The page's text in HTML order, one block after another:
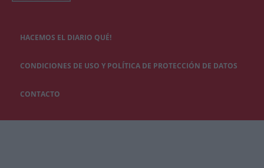
HACEMOS EL DIARIO QUÉ!
CONDICIONES DE USO Y POLÍTICA DE PROTECCIÓN DE DATOS
CONTACTO